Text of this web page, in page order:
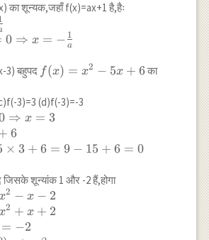
का शून्यक,जहाँ f(x)=ax+1 है,हैः
0 ⇒ x = − a
1
3) बहुपद f(x)=x^2-
f(x) = x2 − 5x + 6का
3)=3 (d)f(-3)=-3
5
⇒ x = 3
6
× 3 + 6 = 9 − 15 + 6 = 0
शून्यांक 1 और -2 हैं,होगा
2
2 − x − 2
2 + x + 2
= −2